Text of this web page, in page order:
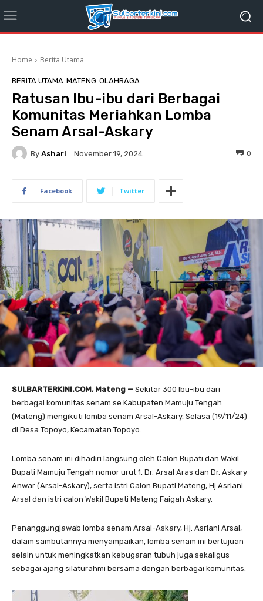
Home Berita Utama
BERITA UTAMA MATENG OLAHRAGA
Ratusan Ibu-ibu dari Berbagai
Komunitas Meriahkan Lomba
Senam Arsal-Askary
By Ashari November 19, 2024 0
Facebook Twitter
SULBARTERKINI.COM, Mateng — Sekitar 300 Ibu-ibu dari
berbagai komunitas senam se Kabupaten Mamuju Tengah
(Mateng) mengikuti lomba senam Arsal-Askary, Selasa (19/11/24)
di Desa Topoyo, Kecamatan Topoyo.
Lomba senam ini dihadiri langsung oleh Calon Bupati dan Wakil
Bupati Mamuju Tengah nomor urut 1, Dr. Arsal Aras dan Dr. Askary
Anwar (Arsal-Askary), serta istri Calon Bupati Mateng, Hj Asriani
Arsal dan istri calon Wakil Bupati Mateng Faigah Askary.
Penanggungjawab lomba senam Arsal-Askary, Hj. Asriani Arsal,
dalam sambutannya menyampaikan, lomba senam ini bertujuan
selain untuk meningkatkan kebugaran tubuh juga sekaligus
sebagai ajang silaturahmi bersama dengan berbagai komunitas.